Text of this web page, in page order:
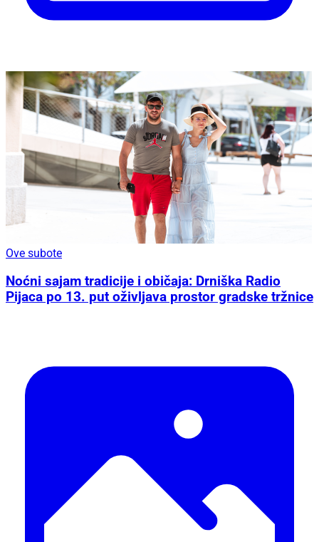
Ove subote
Noćni sajam tradicije i običaja: Drniška Radio
Pijaca po 13. put oživljava prostor gradske tržnice